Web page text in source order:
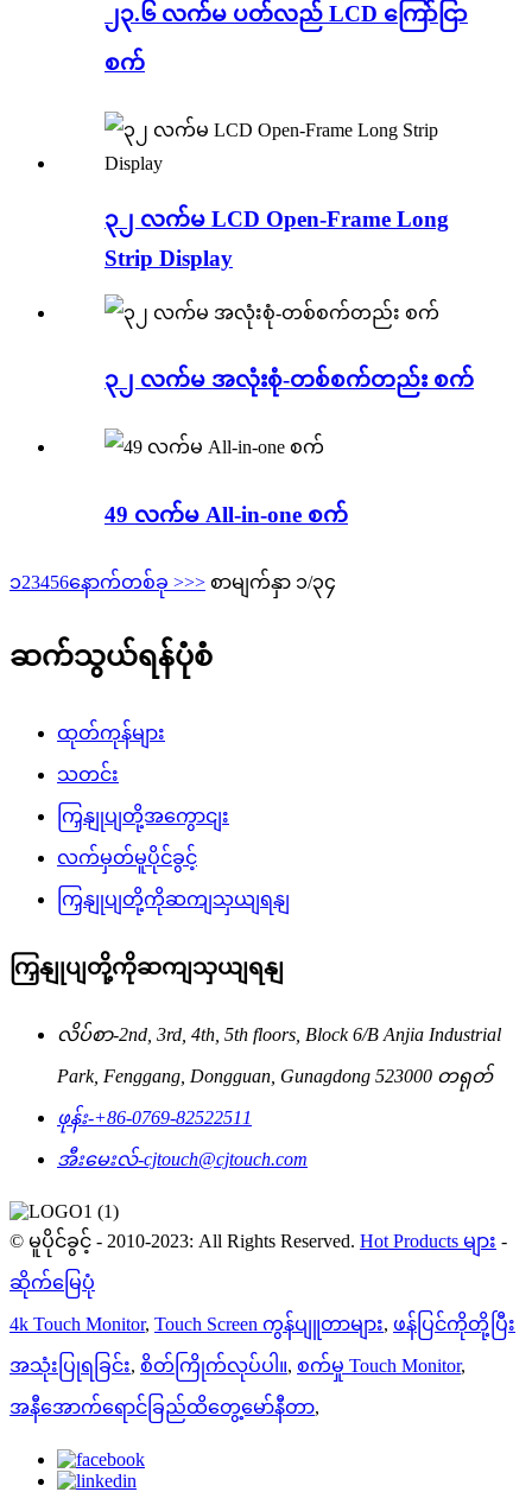
၂၃.၆ လက်မ ပတ်လည် LCD ကြော်ငြာ
စက်
၃၂ လက်မ LCD Open-Frame Long
Strip Display
၃၂ လက်မ အလုံးစုံ-တစ်စက်တည်း စက်
49 လက်မ All-in-one စက်
၁23456နောက်တစ်ခု >>> စာမျက်နှာ ၁/၃၄
ဆက်သွယ်ရန်ပုံစံ
ထုတ်ကုန်များ
သတင်း
ကြှနျုပျတို့အကွောငျး
လက်မှတ်မူပိုင်ခွင့်
ကြှနျုပျတို့ကိုဆကျသှယျရနျ
ကြှနျုပျတို့ကိုဆကျသှယျရနျ
လိပ်စာ-2nd, 3rd, 4th, 5th floors, Block 6/B Anjia Industrial
Park, Fenggang, Dongguan, Gunagdong 523000 တရုတ်
ဖုန်း-+86-0769-82522511
အီးမေးလ်-cjtouch@cjtouch.com
© မူပိုင်ခွင့် - 2010-2023: All Rights Reserved. Hot Products များ -
ဆိုက်မြေပုံ
4k Touch Monitor, Touch Screen ကွန်ပျူတာများ, ဖန်ပြင်ကိုတို့ပြီး
အသုံးပြုရခြင်း, စိတ်ကြိုက်လုပ်ပါ။, စက်မှု Touch Monitor,
အနီအောက်ရောင်ခြည်ထိတွေ့မော်နီတာ,